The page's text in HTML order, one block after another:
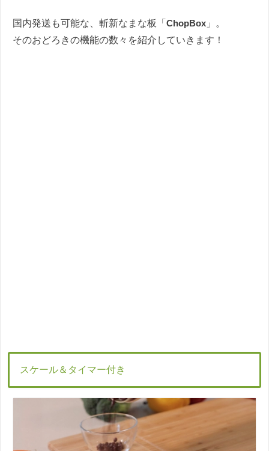
国内発送も可能な、斬新なまな板「 ChopBox 」。
そのおどろきの機能の数々を紹介していきます！
スケール＆タイマー付き